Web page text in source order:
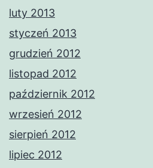
luty 2013
styczeń 2013
grudzień 2012
listopad 2012
październik 2012
wrzesień 2012
sierpień 2012
lipiec 2012